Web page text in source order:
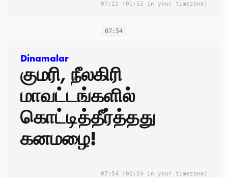
07:22 (01:52 in your timezone)
07:54
Dinamalar
குமரி, நீலகிரி
மாவட்டங்களில்
கொட்டித்தீர்த்தது
கனமழை!
07:54 (02:24 in your timezone)